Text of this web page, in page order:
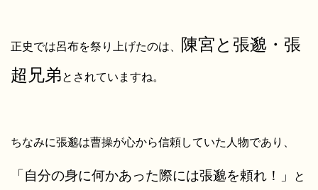
正史では呂布を祭り上げたのは、
陳宮と張邈・張
超兄弟とされていますね。
ちなみに張邈は曹操が心から信頼していた人物であり、
「自分の身に何かあった際には張邈を頼れ！」
と